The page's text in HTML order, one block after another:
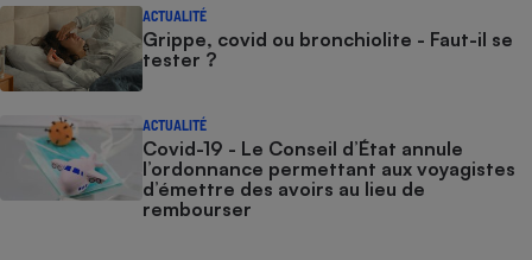
ACTUALITÉ
Grippe, covid ou bronchiolite - Faut-il se
tester ?
ACTUALITÉ
Covid-19 - Le Conseil d’État annule
l’ordonnance permettant aux voyagistes
d’émettre des avoirs au lieu de
rembourser